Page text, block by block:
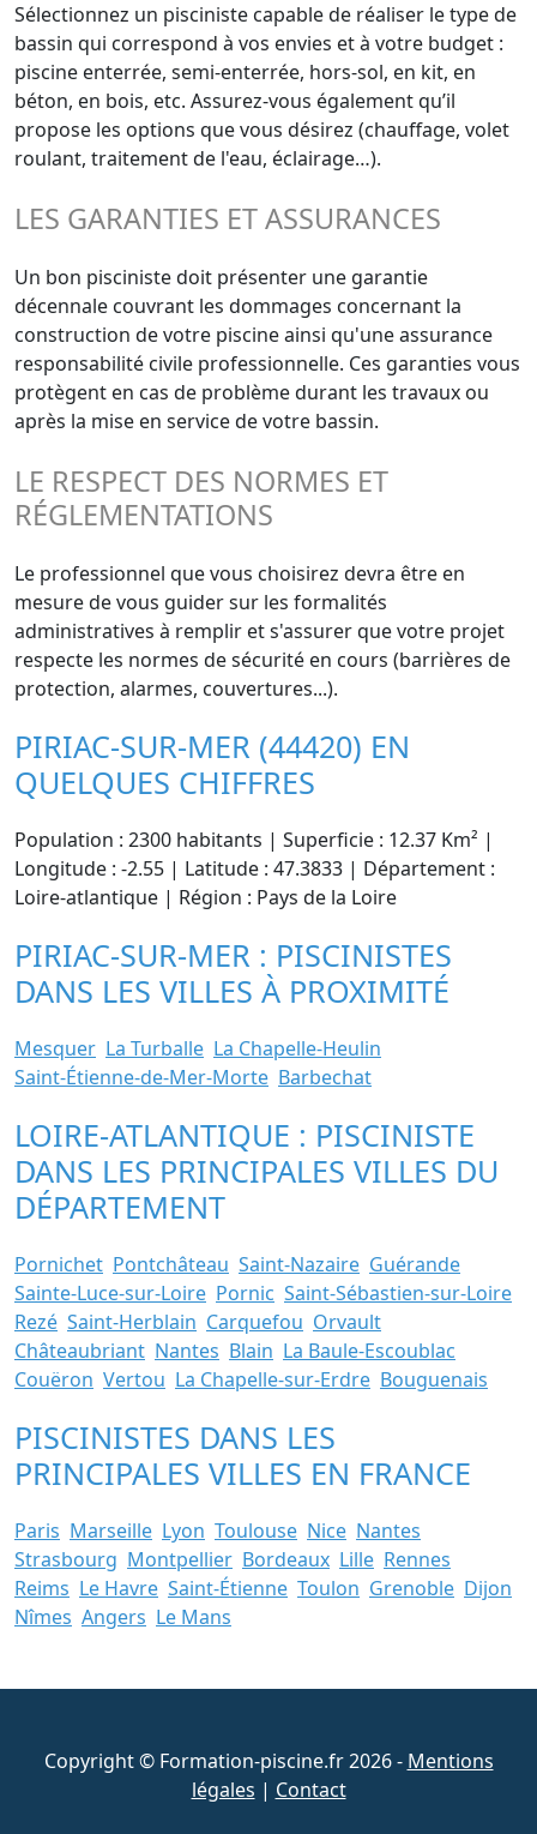
Sélectionnez un pisciniste capable de réaliser le type de
bassin qui correspond à vos envies et à votre budget :
piscine enterrée, semi-enterrée, hors-sol, en kit, en
béton, en bois, etc. Assurez-vous également qu’il
propose les options que vous désirez (chauffage, volet
roulant, traitement de l'eau, éclairage…).
LES GARANTIES ET ASSURANCES
Un bon pisciniste doit présenter une garantie
décennale couvrant les dommages concernant la
construction de votre piscine ainsi qu'une assurance
responsabilité civile professionnelle. Ces garanties vous
protègent en cas de problème durant les travaux ou
après la mise en service de votre bassin.
LE RESPECT DES NORMES ET
RÉGLEMENTATIONS
Le professionnel que vous choisirez devra être en
mesure de vous guider sur les formalités
administratives à remplir et s'assurer que votre projet
respecte les normes de sécurité en cours (barrières de
protection, alarmes, couvertures...).
PIRIAC-SUR-MER (44420) EN
QUELQUES CHIFFRES
Population : 2300 habitants | Superficie : 12.37 Km² |
Longitude : -2.55 | Latitude : 47.3833 | Département :
Loire-atlantique | Région : Pays de la Loire
PIRIAC-SUR-MER : PISCINISTES
DANS LES VILLES À PROXIMITÉ
Mesquer La Turballe La Chapelle-Heulin
Saint-Étienne-de-Mer-Morte Barbechat
LOIRE-ATLANTIQUE : PISCINISTE
DANS LES PRINCIPALES VILLES DU
DÉPARTEMENT
Pornichet Pontchâteau Saint-Nazaire Guérande
Sainte-Luce-sur-Loire Pornic Saint-Sébastien-sur-Loire
Rezé Saint-Herblain Carquefou Orvault
Châteaubriant Nantes Blain La Baule-Escoublac
Couëron Vertou La Chapelle-sur-Erdre Bouguenais
PISCINISTES DANS LES
PRINCIPALES VILLES EN FRANCE
Paris Marseille Lyon Toulouse Nice Nantes
Strasbourg Montpellier Bordeaux Lille Rennes
Reims Le Havre Saint-Étienne Toulon Grenoble Dijon
Nîmes Angers Le Mans
Copyright © Formation-piscine.fr 2026 - Mentions
légales | Contact